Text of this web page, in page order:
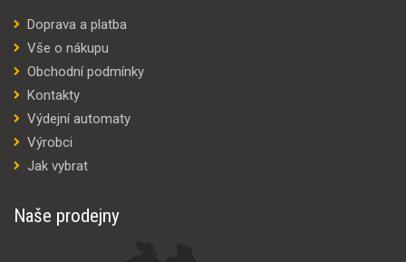
Doprava a platba
Vše o nákupu
Obchodní podmínky
Kontakty
Výdejní automaty
Výrobci
Jak vybrat
Naše prodejny